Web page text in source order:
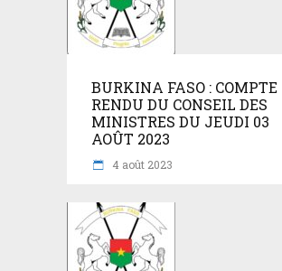
BURKINA FASO : COMPTE
RENDU DU CONSEIL DES
MINISTRES DU JEUDI 03
AOÛT 2023
4 août 2023